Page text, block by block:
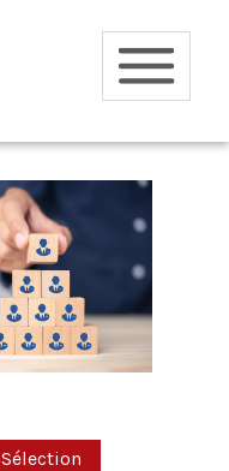
Sélection